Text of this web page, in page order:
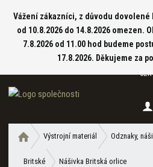
Vážení zákazníci, z důvodu dovolené
od 10.8.2026 do 14.8.2026 omezen.
7.8.2026 od 11.00 hod budeme
17.8.2026. Děkujeme za
CZK
v
o
Výstrojní materiál Odznaky,
Britské Nášivka Britská orlice